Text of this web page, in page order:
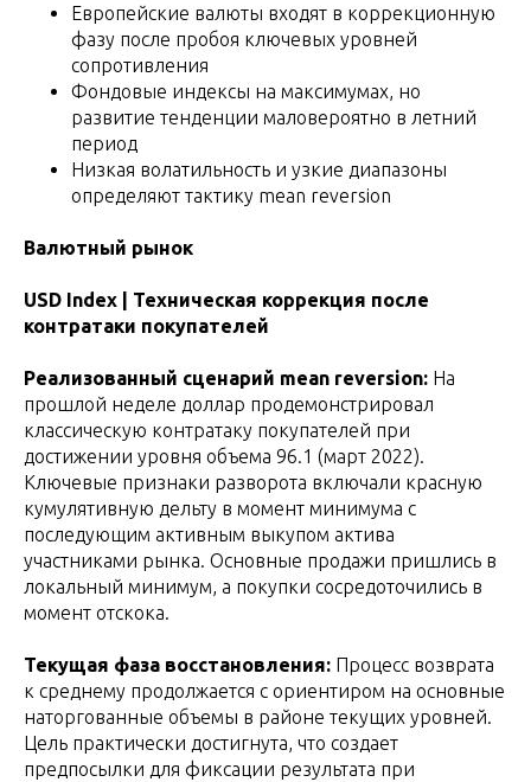
Европейские валюты входят в коррекционную
фазу после пробоя ключевых уровней
сопротивления
Фондовые индексы на максимумах, но
развитие тенденции маловероятно в летний
период
Низкая волатильность и узкие диапазоны
определяют тактику mean reversion
Валютный рынок
USD Index | Техническая коррекция после
контратаки покупателей
Реализованный сценарий mean reversion: На
прошлой неделе доллар продемонстрировал
классическую контратаку покупателей при
достижении уровня объема 96.1 (март 2022).
Ключевые признаки разворота включали красную
кумулятивную дельту в момент минимума с
последующим активным выкупом актива
участниками рынка. Основные продажи пришлись в
локальный минимум, а покупки сосредоточились в
момент отскока.
Текущая фаза восстановления: Процесс возврата
к среднему продолжается с ориентиром на основные
наторгованные объемы в районе текущих уровней.
Цель практически достигнута, что создает
предпосылки для фиксации результата при